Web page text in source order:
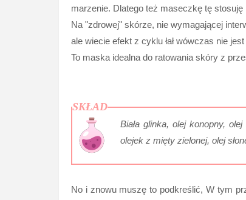
marzenie. Dlatego też maseczkę tę
Na "zdrowej" skórze, nie wymagającej
ale wiecie efekt z cyklu łał wówczas nie
To maska idealna do ratowania skóry z
SKŁAD
Biała glinka, olej konopny,
olejek z mięty zielonej, olej
No i znowu muszę to podkreślić, W tym